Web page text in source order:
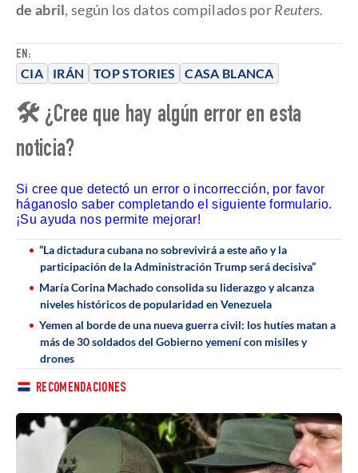
EN:
CIA IRÁN TOP STORIES CASA BLANCA
de abril, según los datos compilados porReuters.
🛠 ¿Cree que hay algún error en esta
noticia?
Si cree que detectó un error o incorrección, por favor
háganoslo saber completando el siguiente formulario.
¡Su ayuda nos permite mejorar!
“La dictadura cubana no sobrevivirá a este año y la
participación de la Administración Trump será decisiva”
María Corina Machado consolida su liderazgo y alcanza
niveles históricos de popularidad en Venezuela
Yemen al borde de una nueva guerra civil: los hutíes matan a
más de 30 soldados del Gobierno yemení con misiles y
drones
RECOMENDACIONES